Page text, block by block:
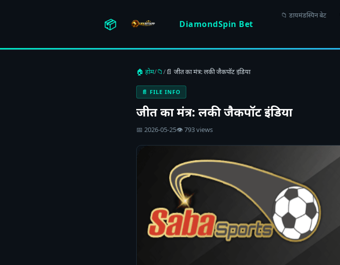
📦 DiamondSpin Bet
📁 डायमंडस्पिन बेट
🏠 होम/📁/📄 जीत का मंत्र: लकी जैकपॉट इंडिया
📄 FILE INFO
जीत का मंत्र: लकी जैकपॉट इंडिया
📅 2026-05-25👁 793 views